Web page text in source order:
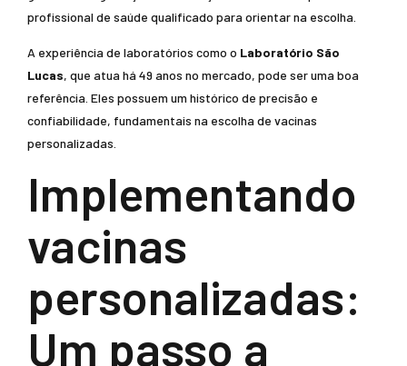
profissional de saúde qualificado para orientar na escolha.
A experiência de laboratórios como o Laboratório São
Lucas, que atua há 49 anos no mercado, pode ser uma boa
referência. Eles possuem um histórico de precisão e
confiabilidade, fundamentais na escolha de vacinas
personalizadas.
Implementando
vacinas
personalizadas:
Um passo a